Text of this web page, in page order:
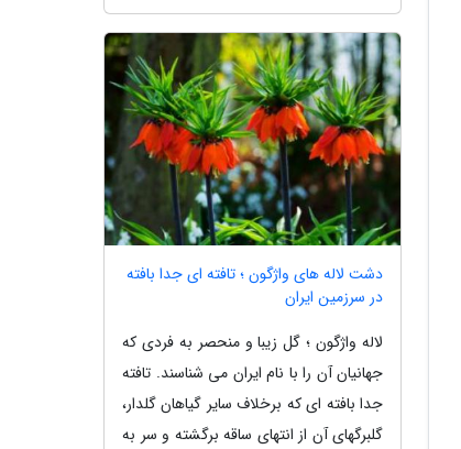
دشت لاله های واژگون ؛ تافته ای جدا بافته
در سرزمین ایران
لاله واژگون ؛ گل زیبا و منحصر به فردی که
جهانیان آن را با نام ایران می شناسند. تافته
جدا بافته ای که برخلاف سایر گیاهان گلدار،
گلبرگهای آن از انتهای ساقه برگشته و سر به